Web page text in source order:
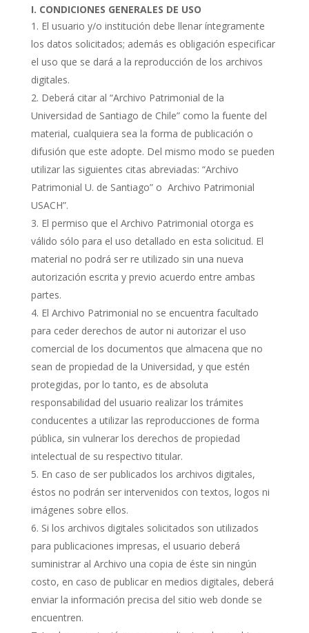
I. CONDICIONES GENERALES DE USO
El usuario y/o institución debe llenar íntegramente
los datos solicitados; además es obligación especificar
el uso que se dará a la reproducción de los archivos
digitales.
Deberá citar al “Archivo Patrimonial de la
Universidad de Santiago de Chile” como la fuente del
material, cualquiera sea la forma de publicación o
difusión que este adopte. Del mismo modo se pueden
utilizar las siguientes citas abreviadas: “Archivo
Patrimonial U. de Santiago” o Archivo Patrimonial
USACH”.
El permiso que el Archivo Patrimonial otorga es
válido sólo para el uso detallado en esta solicitud. El
material no podrá ser re utilizado sin una nueva
autorización escrita y previo acuerdo entre ambas
partes.
El Archivo Patrimonial no se encuentra facultado
para ceder derechos de autor ni autorizar el uso
comercial de los documentos que almacena que no
sean de propiedad de la Universidad, y que estén
protegidas, por lo tanto, es de absoluta
responsabilidad del usuario realizar los trámites
conducentes a utilizar las reproducciones de forma
pública, sin vulnerar los derechos de propiedad
intelectual de su respectivo titular.
En caso de ser publicados los archivos digitales,
éstos no podrán ser intervenidos con textos, logos ni
imágenes sobre ellos.
Si los archivos digitales solicitados son utilizados
para publicaciones impresas, el usuario deberá
suministrar al Archivo una copia de éste sin ningún
costo, en caso de publicar en medios digitales, deberá
enviar la información precisa del sitio web donde se
encuentren.